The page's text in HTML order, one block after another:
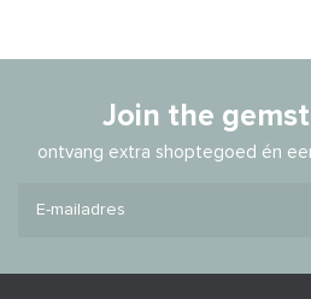
Join the
ontvang extra shoptegoed én